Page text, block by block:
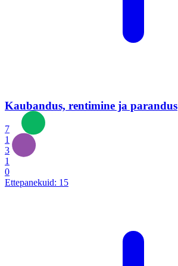
Kaubandus, rentimine ja parandus
7
1
3
1
0
Ettepanekuid: 15